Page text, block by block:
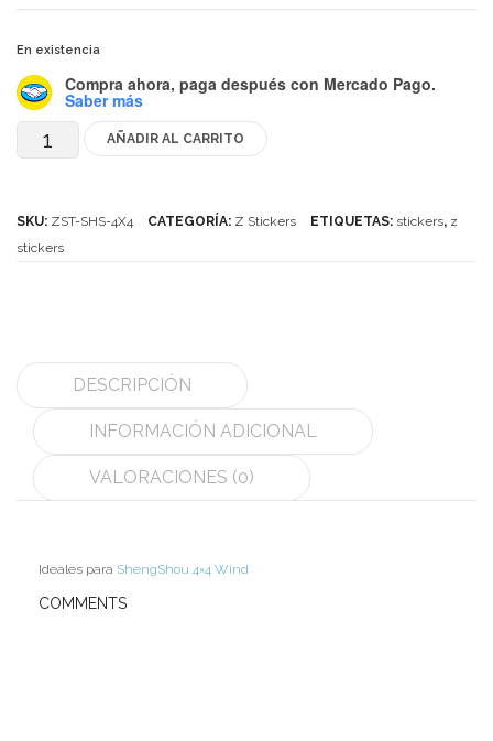
Mozhi
Ninja
Okamoto
Very Puzzle
GuoGuan
QiYi/MoFangGe
En existencia
Compra ahora, paga después con Mercado Pago.
Saber más
4x4
AÑADIR AL CARRITO
SKU: ZST-SHS-4X4 CATEGORÍA: Z Stickers ETIQUETAS: stickers, z
stickers
DESCRIPCIÓN
INFORMACIÓN ADICIONAL
VALORACIONES (0)
Ideales para ShengShou 4×4 Wind
COMMENTS